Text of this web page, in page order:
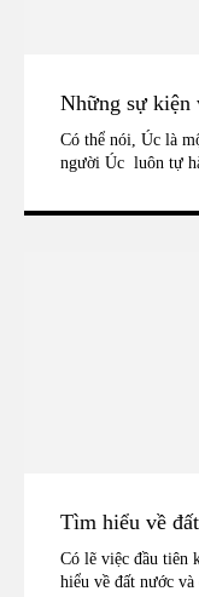
Những sự kiện
Có thể nói, Úc là
người Úc luôn tự
Tìm hiểu về
Có lẽ việc đầu tiên
hiểu về đất nước